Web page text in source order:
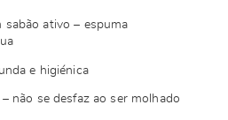
sabão ativo – espuma
e higiénica
não se desfaz ao ser molhado